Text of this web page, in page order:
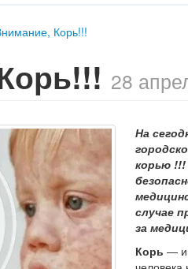
Корь!!!
28
На
корью !!!
случае
за
Корь —